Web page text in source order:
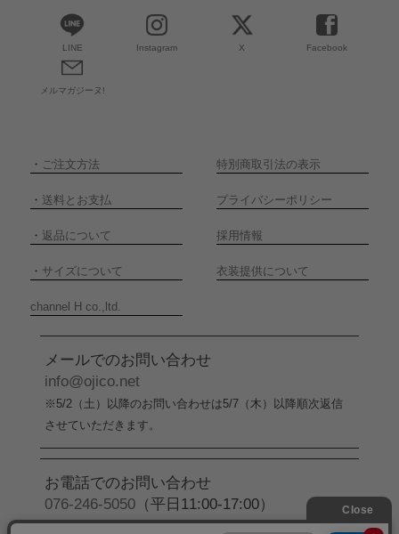
LINE Instagram X Facebook
メルマガジーヌ!
・ ご注文方法 特別商取引法の表示
・ 送料とお支払 プライバシーポリシー
・ 返品について 採用情報
・ サイズについて 衣装提供について
channel H co.,ltd.
メールでのお問い合わせ
info@ojico.net
※5/2（土）以降のお問い合わせは5/7（木）以降順次返信
させていただきます。
お電話でのお問い合わせ
076-246-5050 （平日11:00-17:00）
※5/2（土）から5/6（水）までの間はお電話でのお問い合